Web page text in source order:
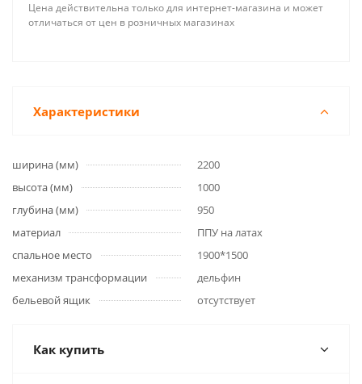
Цена действительна только для интернет-магазина и может
отличаться от цен в розничных магазинах
Характеристики
ширина (мм)
2200
высота (мм)
1000
глубина (мм)
950
материал
ППУ на латах
спальное место
1900*1500
механизм трансформации
дельфин
бельевой ящик
отсутствует
Как купить